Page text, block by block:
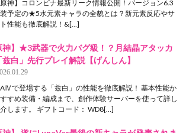
神】コロンビナ最新リーク情報公開！バージョン6.3
予定の★5水元素キャラの全貌とは？新元素反応やサ
性能も徹底解説！&[…]
神】★3武器で火力バグ級！？月結晶アタッカ
兹白」先行プレイ解説【げんしん】
で登場する「兹白」の性能を徹底解説！ 基本性能か
すめ装備・編成まで、創作体験サーバーを使って詳し
介します。 ギフトコード： WD8[…]